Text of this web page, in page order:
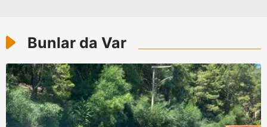
toplumu hizmetlerinin sunulması amacıyla
kılınması ve kişiselleştirilmesi ve sizlere yönelik
reklam/pazarlama faaliyetlerinin yapılması, amaçlarıyla
sınırlı olarak açık rızanız dahilinde kullanılacaktır.
Bunlar da Var